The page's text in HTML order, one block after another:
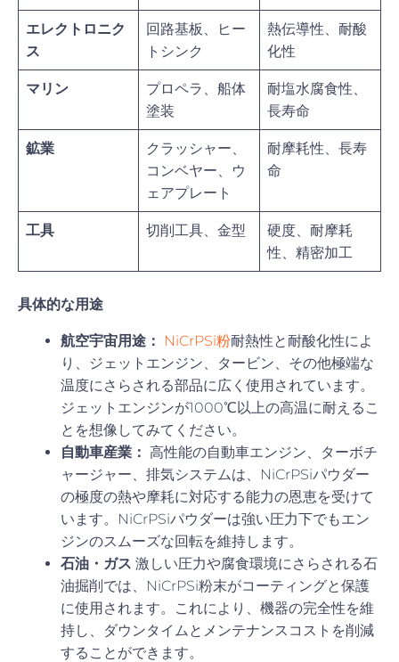
エレクトロニク
ス
回路基板、ヒー
トシンク
熱伝導性、耐酸
化性
マリン
プロペラ、船体
塗装
耐塩水腐食性、
長寿命
鉱業
クラッシャー、
コンベヤー、ウ
ェアプレート
耐摩耗性、長寿
命
工具 切削工具、金型
硬度、耐摩耗
性、精密加工
具体的な用途
航空宇宙用途： NiCrPSi粉耐熱性と耐酸化性によ
り、ジェットエンジン、タービン、その他極端な
温度にさらされる部品に広く使用されています。
ジェットエンジンが1000℃以上の高温に耐えるこ
とを想像してみてください。
自動車産業： 高性能の自動車エンジン、ターボチ
ャージャー、排気システムは、NiCrPSiパウダー
の極度の熱や摩耗に対応する能力の恩恵を受けて
います。NiCrPSiパウダーは強い圧力下でもエン
ジンのスムーズな回転を維持します。
石油・ガス 激しい圧力や腐食環境にさらされる石
油掘削では、NiCrPSi粉末がコーティングと保護
に使用されます。これにより、機器の完全性を維
持し、ダウンタイムとメンテナンスコストを削減
することができます。